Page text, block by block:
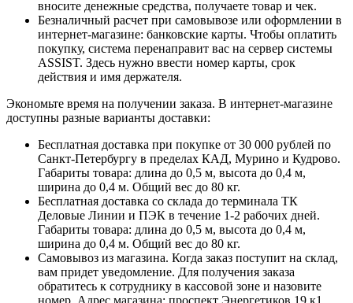
вносите денежные средства, получаете товар и чек.
Безналичный расчет при самовывозе или оформлении в
интернет-магазине: банковские карты. Чтобы оплатить
покупку, система перенаправит вас на сервер системы
ASSIST. Здесь нужно ввести номер карты, срок
действия и имя держателя.
Экономьте время на получении заказа. В интернет-магазине
доступны разные варианты доставки:
Бесплатная доставка при покупке от 30 000 рублей по
Санкт-Петербургу в пределах КАД, Мурино и Кудрово.
Габариты товара: длина до 0,5 м, высота до 0,4 м,
ширина до 0,4 м. Общий вес до 80 кг.
Бесплатная доставка со склада до терминала ТК
Деловые Линии и ПЭК в течение 1-2 рабочих дней.
Габариты товара: длина до 0,5 м, высота до 0,4 м,
ширина до 0,4 м. Общий вес до 80 кг.
Самовывоз из магазина. Когда заказ поступит на склад,
вам придет уведомление. Для получения заказа
обратитесь к сотруднику в кассовой зоне и назовите
номер. Адрес магазина: проспект Энергетиков 19 к1